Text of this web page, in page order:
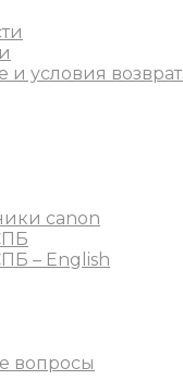
условия
canon
– English
вопросы